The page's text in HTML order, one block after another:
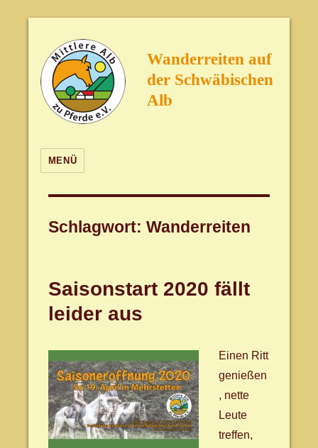
Wanderreiten auf
der Schwäbischen
Alb
MENÜ
Schlagwort:Wanderreiten
Saisonstart 2020 fällt
leider aus
Einen Ritt
genießen
, nette
Leute
treffen,